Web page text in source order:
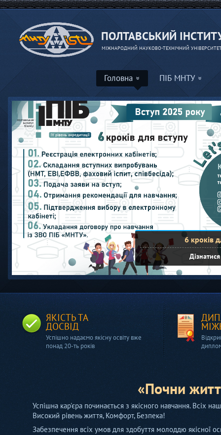
ПОЛТАВСЬКИЙ
МІЖНАРОДНИЙ НАУКОВО-ТЕХНІЧНИЙ УНІВЕРСИТЕТ
Головна ПІБ МНТУ
6 кроків
ЯКІСТЬ ТА
ДОСВІД
Успішно надаємо якісну освіту вже
понад 20-ть років
«Почни
Успішна кар'єра починається з якісного навчання. Всіх
Високий рівень життя, Комфорт, Безпека!
Забезпечення всіх умов для здобуття молоддю якісної